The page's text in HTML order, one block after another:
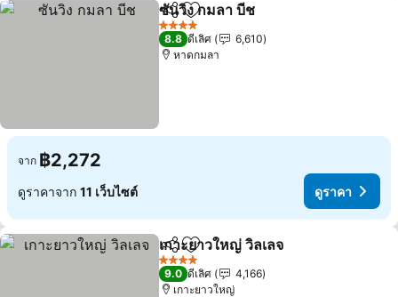
แชร์ เพิ่มในรายการโปรด
ซันวิง กมลา บีช
4 ดาว
8.8 ดีเลิศ
6,610
หาดกมลา
จาก ฿2,272
ดูราคาจาก 11 เว็บไซต์ ดูราคา
แชร์ เพิ่มในรายการโปรด
เกาะยาวใหญ่ วิลเลจ
4 ดาว
9.0 ดีเลิศ
4,166
เกาะยาวใหญ่